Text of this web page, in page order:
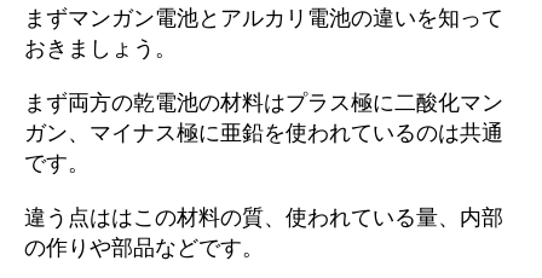
まずマンガン電池とアルカリ電池の違いを知って
おきましょう。
まず両方の乾電池の材料はプラス極に二酸化マン
ガン、マイナス極に亜鉛を使われているのは共通
です。
違う点ははこの材料の質、使われている量、内部
の作りや部品などです。